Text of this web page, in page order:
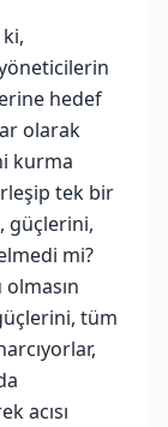
hedef
olarak
kurma
tek bir
güçlerini,
mi?
tüm
acısı